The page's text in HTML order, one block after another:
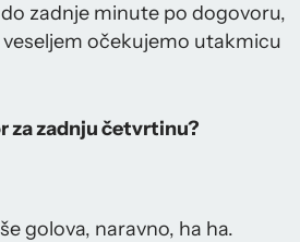
zadnje minute po dogovoru,
očekujemo utakmicu
za zadnju četvrtinu?
golova, naravno, ha ha.